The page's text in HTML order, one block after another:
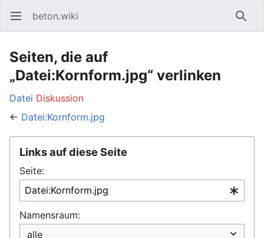
Hauptmenü öffnen beton.wiki
Seiten, die auf
„Datei:Kornform.jpg“ verlinken
Datei Diskussion
← Datei:Kornform.jpg
Links auf diese Seite
Seite:
Namensraum: